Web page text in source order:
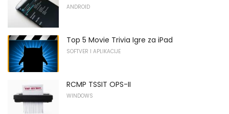
ANDROID
Top 5 Movie Trivia Igre za iPad
SOFTVER I APLIKACIJE
RCMP TSSIT OPS-II
WINDOWS